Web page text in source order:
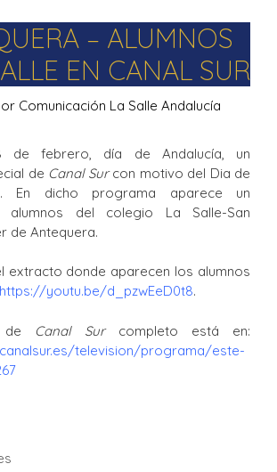
– ALUMNOS
EN CANAL SUR
Comunicación La Salle Andalucía
de febrero, día de Andalucía, un
de Canal Surcon motivo del Dia de
En dicho programa aparece un
alumnos del colegio La Salle-San
de Antequera.
extracto donde aparecen los alumnos
https://youtu.be/d_pzwEeD0t8.
de Canal Surcompleto está en:
television/programa/este-